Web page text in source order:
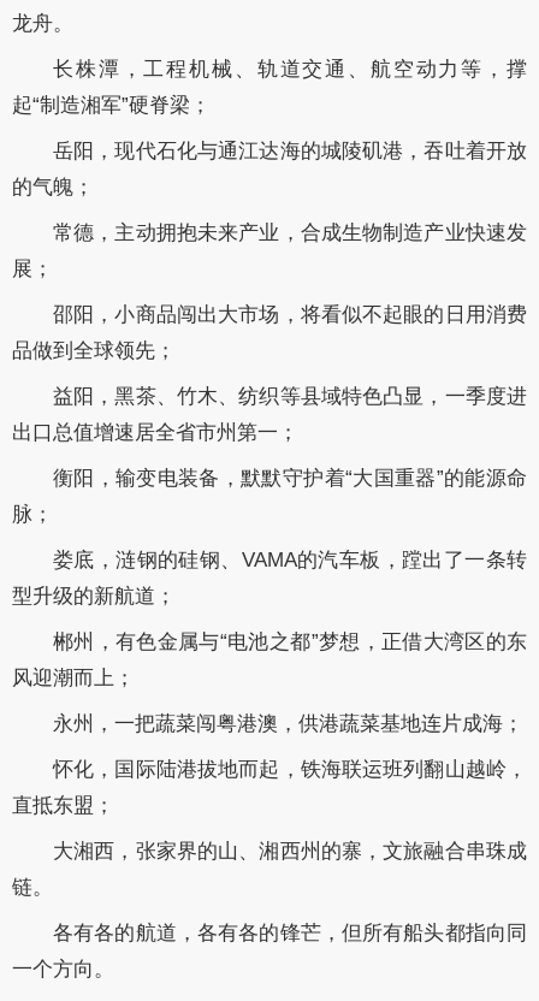
龙舟。
长株潭，工程机械、轨道交通、航空动力等，撑
起“制造湘军”硬脊梁；
岳阳，现代石化与通江达海的城陵矶港，吞吐着开放
的气魄；
常德，主动拥抱未来产业，合成生物制造产业快速发
展；
邵阳，小商品闯出大市场，将看似不起眼的日用消费
品做到全球领先；
益阳，黑茶、竹木、纺织等县域特色凸显，一季度进
出口总值增速居全省市州第一；
衡阳，输变电装备，默默守护着“大国重器”的能源命
脉；
娄底，涟钢的硅钢、VAMA的汽车板，蹚出了一条转
型升级的新航道；
郴州，有色金属与“电池之都”梦想，正借大湾区的东
风迎潮而上；
永州，一把蔬菜闯粤港澳，供港蔬菜基地连片成海；
怀化，国际陆港拔地而起，铁海联运班列翻山越岭，
直抵东盟；
大湘西，张家界的山、湘西州的寨，文旅融合串珠成
链。
各有各的航道，各有各的锋芒，但所有船头都指向同
一个方向。